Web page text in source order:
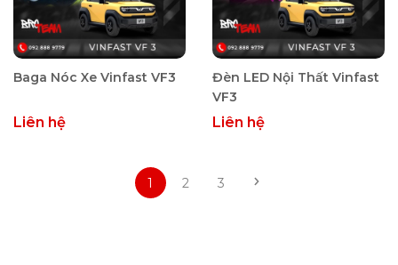
Baga Nóc Xe Vinfast VF3
Liên hệ
Đèn LED Nội Thất Vinfast
VF3
Liên hệ
1 2 3